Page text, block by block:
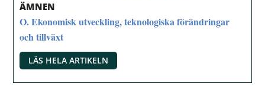
ÄMNEN
O. Ekonomisk utveckling, teknologiska förändringar
och tillväxt
LÄS HELA ARTIKELN